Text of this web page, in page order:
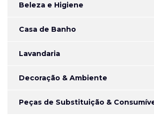
Beleza e Higiene
Casa de Banho
Lavandaria
Decoração & Ambiente
Peças de Substituição &